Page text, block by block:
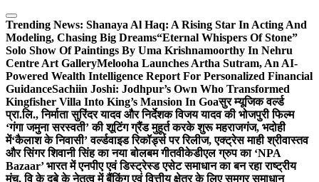
Skip
to
content
Trending News: Shanaya Al Haq: A Rising Star In Acting And
Modeling, Chasing Big Dreams“Eternal Whispers Of Stone”
Solo Show Of Paintings By Uma Krishnamoorthy In Nehru
Centre Art GalleryMelooha Launches Artha Sutram, An AI-
Powered Wealth Intelligence Report For Personalized Financial
GuidanceSachiin Joshi: Jodhpur’s Own Who Transformed
Kingfisher Villa Into King’s Mansion In Goaसुर म्यूजिक वर्ल्ड
प्रा.लि., निर्माता सुरिंदर यादव और निर्देशक विजय यादव की भोजपुरी फिल्म
‘गंगा जमुना सरस्वती’ की शूटिंग ग्रैंड मुहूर्त करके शुरू महराजगंज, भदोही
में‘कैलाश के निवासी’ वर्ल्डवाइड रिकॉर्ड्स पर रिलीज, एक्ट्रेस माही श्रीवास्तव
और सिंगर शिवानी सिंह का नया बोलबम गीतवीकेडीएल ग्रुप का ‘NPA
Bazaar’ भारत में एनपीए एवं डिस्ट्रेस्ड एसेट समाधान का बन रहा राष्ट्रीय
मंच, वि के दुबे के नेतृत्व में बैंकिंग एवं वित्तीय क्षेत्र के लिए समग्र समाधान